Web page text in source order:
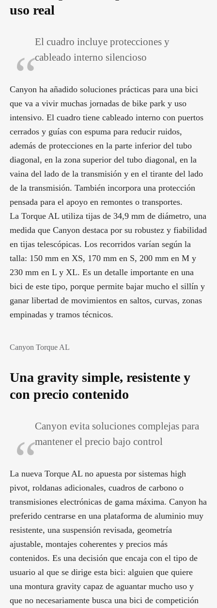
uso real
El cuadro incluye protecciones y
cableado interno silencioso
Canyon ha añadido soluciones prácticas para una bici
que va a vivir muchas jornadas de bike park y uso
intensivo. El cuadro tiene cableado interno con puertos
cerrados y guías con espuma para reducir ruidos,
además de protecciones en la parte inferior del tubo
diagonal, en la zona superior del tubo diagonal, en la
vaina del lado de la transmisión y en el tirante del lado
de la transmisión. También incorpora una protección
pensada para el apoyo en remontes o transportes.
La Torque AL utiliza tijas de 34,9 mm de diámetro, una
medida que Canyon destaca por su robustez y fiabilidad
en tijas telescópicas. Los recorridos varían según la
talla: 150 mm en XS, 170 mm en S, 200 mm en M y
230 mm en L y XL. Es un detalle importante en una
bici de este tipo, porque permite bajar mucho el sillín y
ganar libertad de movimientos en saltos, curvas, zonas
empinadas y tramos técnicos.
Canyon Torque AL
Una gravity simple, resistente y
con precio contenido
Canyon evita soluciones complejas para
mantener el precio bajo control
La nueva Torque AL no apuesta por sistemas high
pivot, roldanas adicionales, cuadros de carbono o
transmisiones electrónicas de gama máxima. Canyon ha
preferido centrarse en una plataforma de aluminio muy
resistente, una suspensión revisada, geometría
ajustable, montajes coherentes y precios más
contenidos. Es una decisión que encaja con el tipo de
usuario al que se dirige esta bici: alguien que quiere
una montura gravity capaz de aguantar mucho uso y
que no necesariamente busca una bici de competición